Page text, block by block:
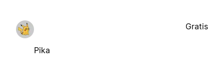
Pika
Gratis